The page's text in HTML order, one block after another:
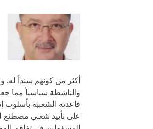
أكثر من كونهم سنداً له.
والناشطة سياسياً مما
قاعدته الشعبية
على تأييد شعبي مصطنع